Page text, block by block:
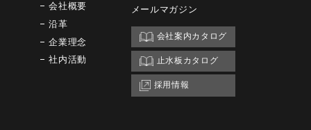
会社概要
沿革
企業理念
社内活動
メールマガジン
会社案内カタログ
止水板カタログ
採用情報